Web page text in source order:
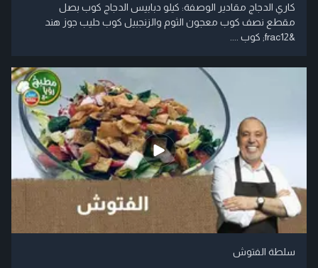
كاري الدجاج مقادير الوصفة: كيلو دبابيس الدجاج كوب بصل
مقطع نصف كوب معجون الثوم والزنجبيل كوب حليب جوز هند
&frac12; كوب ....
سلطة الفتوش